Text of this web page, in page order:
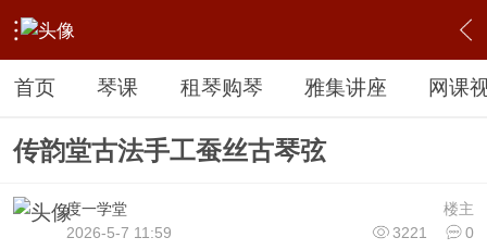
› 【相关古琴产品】 › 乐圣古琴弦 › 内容
首页 琴课 租琴购琴 雅集讲座 网课
传韵堂古法手工蚕丝古琴弦
楼主
度一学堂
3221
0
2026-5-7 11:59